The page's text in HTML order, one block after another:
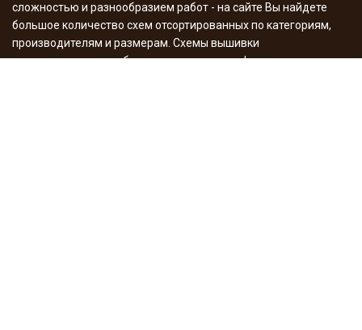
сложностью и разнообразием работ - на сайте Вы найдете
большое количество схем отсортированных по категориям,
производителям и размерам. Схемы вышивки
распространяються бесплатно и в разных форматах.